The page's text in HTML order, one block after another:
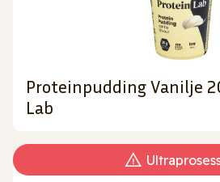
Proteinpudding Vanilje
Lab